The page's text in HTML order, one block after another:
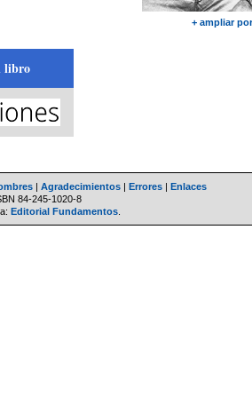
+ ampliar
libro
| Agradecimientos | Errores | Enlaces
84-245-1020-8
Editorial Fundamentos